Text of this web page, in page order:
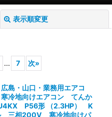
表示順変更
む
... 7 次»
島・山口・業務用エアコ
冷地向けエアコン てんか
P56形 （2.3HP） K
三相200V 寒冷地向けパ